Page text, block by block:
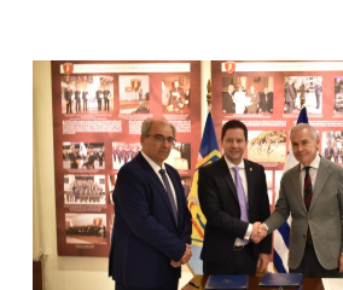
ΜΝΗΜΟΝΙΟ
ΣΥΝΕΡΓΑΣΙΑΣ
ΜΕ
ΕΘΝΙΚΟ
και
ΚΑΠΟΔΙΣΤΡΙΑΚΟ
ΠΑΝΕΠΙΣΤΗΜΙΟ